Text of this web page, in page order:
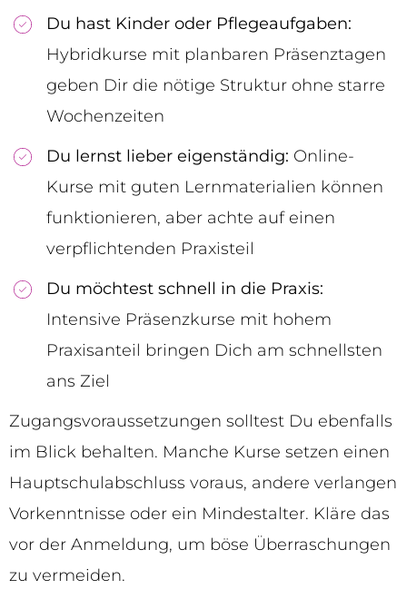
Du hast Kinder oder Pflegeaufgaben:
Hybridkurse mit planbaren Präsenztagen
geben Dir die nötige Struktur ohne starre
Wochenzeiten
Du lernst lieber eigenständig: Online-
Kurse mit guten Lernmaterialien können
funktionieren, aber achte auf einen
verpflichtenden Praxisteil
Du möchtest schnell in die Praxis:
Intensive Präsenzkurse mit hohem
Praxisanteil bringen Dich am schnellsten
ans Ziel
Zugangsvoraussetzungen solltest Du ebenfalls
im Blick behalten. Manche Kurse setzen einen
Hauptschulabschluss voraus, andere verlangen
Vorkenntnisse oder ein Mindestalter. Kläre das
vor der Anmeldung, um böse Überraschungen
zu vermeiden.